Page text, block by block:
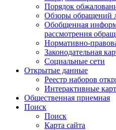
Порядок
Обзоры обращений
Обобщенная
рассмотрения
Нормативно-
Законодательная
Социальные сети
Открытые данные
Реестр наборов
Интерактивные
Общественная приемная
Поиск
Поиск
Карта сайта